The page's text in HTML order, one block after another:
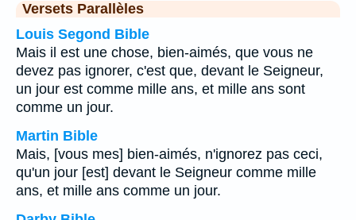
Versets Parallèles
Louis Segond Bible
Mais il est une chose, bien-aimés, que vous ne
devez pas ignorer, c'est que, devant le Seigneur,
un jour est comme mille ans, et mille ans sont
comme un jour.
Martin Bible
Mais, [vous mes] bien-aimés, n'ignorez pas ceci,
qu'un jour [est] devant le Seigneur comme mille
ans, et mille ans comme un jour.